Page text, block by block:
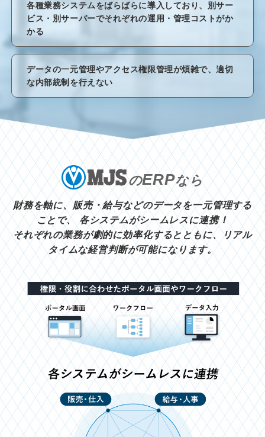
各種業務システムをばらばらに導入しており、別サー
ビス・別サーバーでそれぞれの運用・管理コストがか
かる
データの一元管理やアクセス権限管理が煩雑で、適切
な内部統制を行えない
のERPなら
財務を軸に、販売・給与などのデータを一元管理する
ことで、
各システムがシームレスに連携！
それぞれの業務が劇的に効率化するとともに、リアル
タイムな経営判断が可能になります。